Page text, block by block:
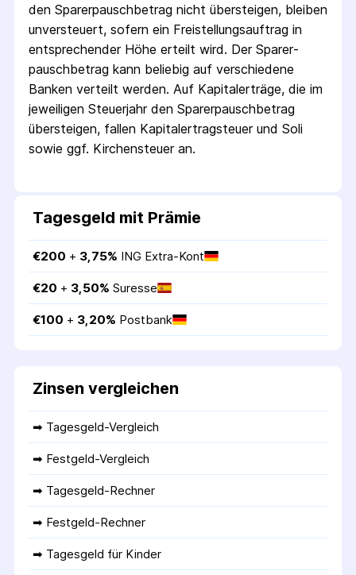
den Sparer­pausch­betrag nicht übersteigen, bleiben
unversteuert, sofern ein Freistellungs­auftrag in
entsprechender Höhe erteilt wird. Der Sparer­
pausch­betrag kann beliebig auf verschiedene
Banken verteilt werden. Auf Kapitalerträge, die im
jeweiligen Steuerjahr den Sparer­pausch­betrag
übersteigen, fallen Kapital­ertrag­steuer und Soli
sowie ggf. Kirchensteuer an.
Tagesgeld mit Prämie
€200 + 3,75% ING Extra-Kont
€20 + 3,50% Suresse
€100 + 3,20% Postbank
Zinsen vergleichen
➡ Tagesgeld-Vergleich
➡ Festgeld-Vergleich
➡ Tagesgeld-Rechner
➡ Festgeld-Rechner
➡ Tagesgeld für Kinder